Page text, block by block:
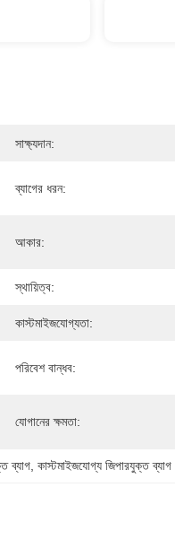
সাক্ষ্যদান:
ব্যাগের ধরন:
আকার:
স্থায়িত্ব:
কাস্টমাইজযোগ্যতা:
পরিবেশ বান্ধব:
যোগানের ক্ষমতা:
ব্যাগ , কাস্টমাইজযোগ্য জিপারযুক্ত ব্যাগ